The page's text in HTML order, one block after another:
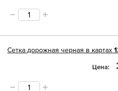
Сетка дорожная черная в картах
Цена